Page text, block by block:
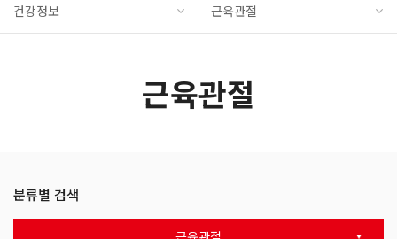
건강정보 근육관절
근육관절
분류별 검색